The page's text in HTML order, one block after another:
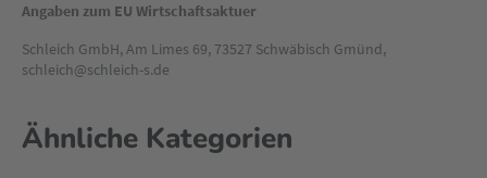
Angaben zum EU Wirtschaftsaktuer
Schleich GmbH, Am Limes 69, 73527 Schwäbisch Gmünd,
schleich@schleich-s.de
Ähnliche Kategorien